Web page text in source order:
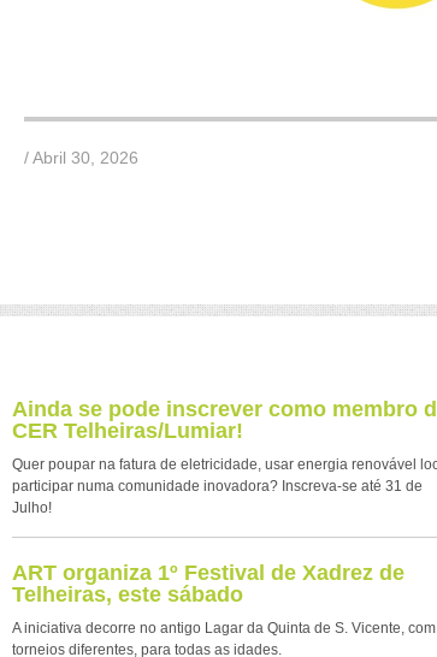
/ Abril 30, 2026
Ainda se pode inscrever como membro
CER Telheiras/Lumiar!
Quer poupar na fatura de eletricidade, usar energia renovável
participar numa comunidade inovadora? Inscreva-se até 31 de
Julho!
ART organiza 1º Festival de Xadrez de
Telheiras, este sábado
A iniciativa decorre no antigo Lagar da Quinta de S. Vicente, com
torneios diferentes, para todas as idades.